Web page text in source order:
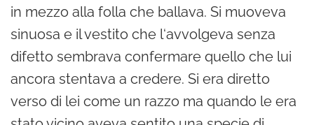
in mezzo alla folla che ballava. Si muoveva
sinuosa e il vestito che l‘avvolgeva senza
difetto sembrava confermare quello che lui
ancora stentava a credere. Si era diretto
verso di lei come un razzo ma quando le era